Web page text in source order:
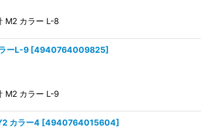
M2 カラー L-8
ーL-9 [4940764009825]
M2 カラー L-9
カラー4 [4940764015604]